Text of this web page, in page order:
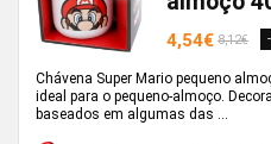
4,54€ 8,12€
Chávena Super Mario pequeno
ideal para o pequeno-almoço.
baseados em algumas das ...